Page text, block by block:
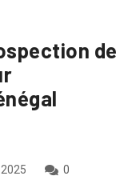
de
0